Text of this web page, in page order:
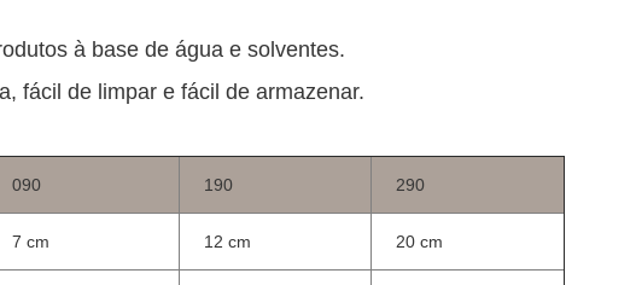
à base de água e solventes.
fácil de limpar e fácil de armazenar.
090 190 290
7 cm 12 cm 20 cm